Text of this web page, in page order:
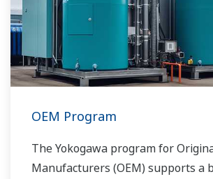
OEM Program
The Yokogawa program for
Manufacturers (OEM) supports a